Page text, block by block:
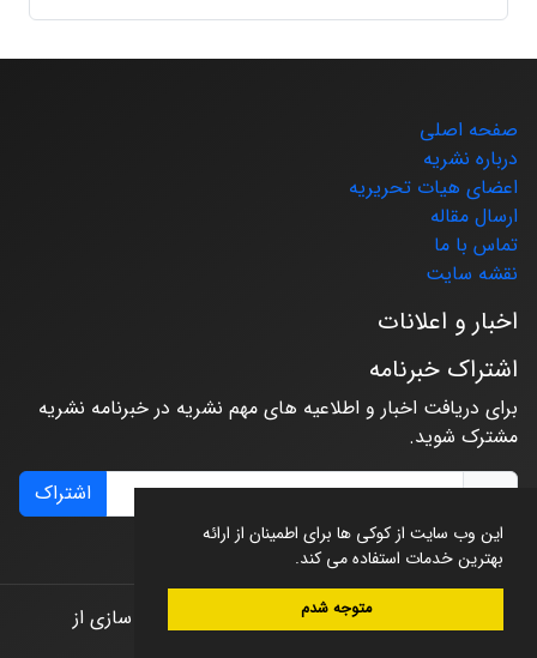
این وب سایت از کوکی ها برای اطمینان از ارائه
بهترین خدمات استفاده می کند.
متوجه شدم
صفحه اصلی
درباره نشریه
اعضای هیات تحریریه
ارسال مقاله
تماس با ما
نقشه سایت
اخبار و اعلانات
اشتراک خبرنامه
برای دریافت اخبار و اطلاعیه های مهم نشریه در خبرنامه نشریه
مشترک شوید.
اشتراک
© سامانه مدیریت نشریات علمی.
طراحی و پیاده سازی از